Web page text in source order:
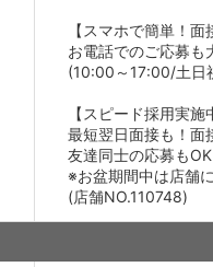
【スマホで簡単！面
お電話でのご応募も
(10:00～17:00/土日
【スピード採用実施
最短翌日面接も！面
友達同士の応募もOK
※お盆期間中は店舗
(店舗NO.110748)